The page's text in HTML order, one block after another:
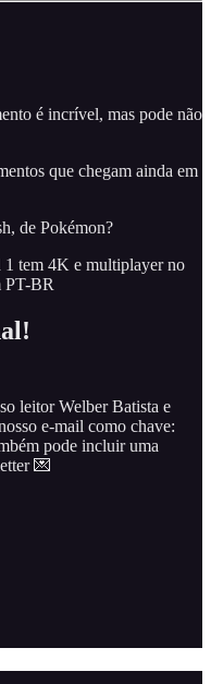
é incrível, mas pode não
que chegam ainda em
de Pokémon?
1 tem 4K e multiplayer no
PT-BR
leitor Welber Batista e
e-mail como chave:
pode incluir uma
💌